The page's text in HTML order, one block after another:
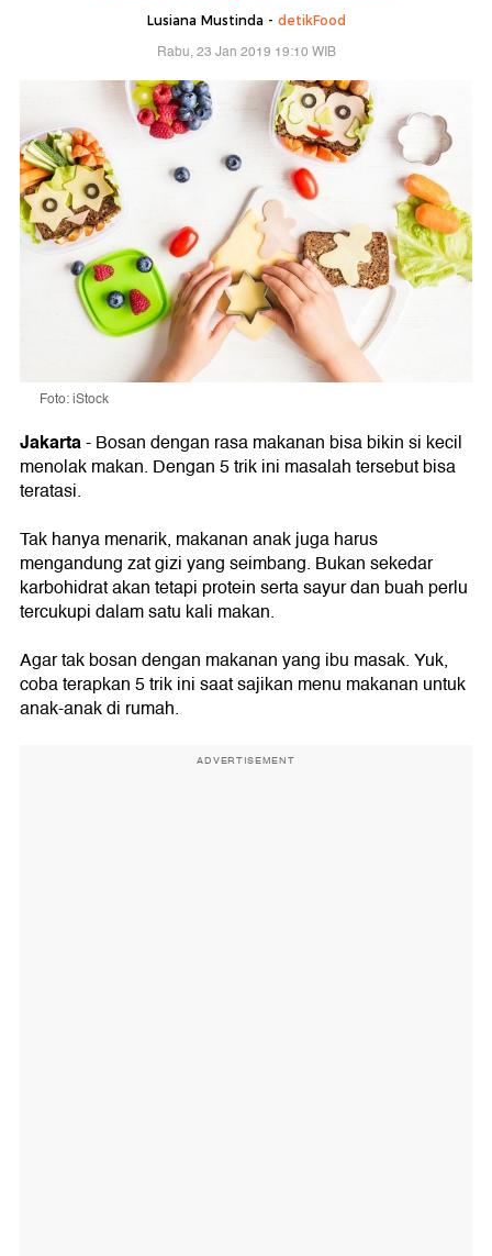
Lusiana Mustinda - detikFood
Rabu, 23 Jan 2019 19:10 WIB
Foto: iStock
Jakarta- Bosan dengan rasa makanan bisa bikin si kecil
menolak makan. Dengan 5 trik ini masalah tersebut bisa
teratasi.
Tak hanya menarik, makanan anak juga harus
mengandung zat gizi yang seimbang. Bukan sekedar
karbohidrat akan tetapi protein serta sayur dan buah perlu
tercukupi dalam satu kali makan.
Agar tak bosan dengan makanan yang ibu masak. Yuk,
coba terapkan 5 trik ini saat sajikan menu makanan untuk
anak-anak di rumah.
ADVERTISEMENT